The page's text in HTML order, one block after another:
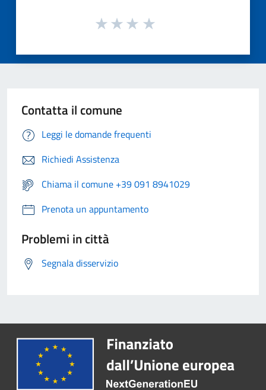
Contatta il comune
Leggi le domande frequenti
Richiedi Assistenza
Chiama il comune +39 091 8941029
Prenota un appuntamento
Problemi in città
Segnala disservizio